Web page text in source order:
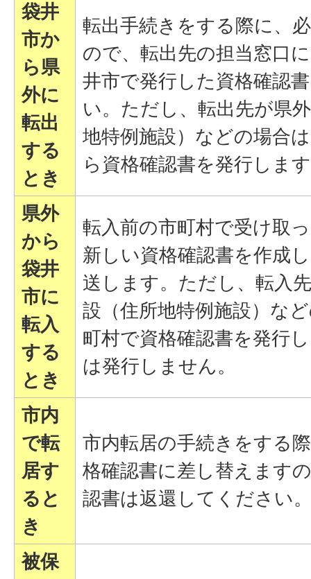
袋井
市か
ら県
外に
転出
する
とき
転出手続きをする際に、
ので、転出先の担当窓口
井市で発行した資格確認
い。ただし、転出先が県
地特例施設）などの場合
ら資格確認書を発行しま
県外
から
袋井
市に
転入
する
とき
転入前の市町村で受け取
新しい資格確認書を作成
送します。ただし、転入
設（住所地特例施設）な
町村で資格確認書を発行
は発行しません。
市内
で転
居す
ると
き
市内転居の手続きをする
格確認書に差し替えます
認書は返還してください
被保